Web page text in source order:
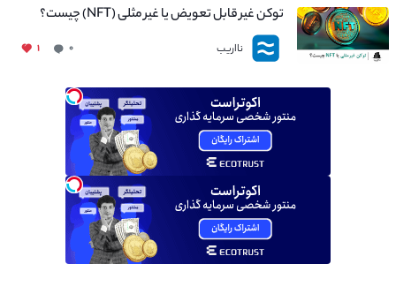
توکن غیر قابل تعویض یا غیر مثلی (NFT) چیست؟
نااریب ۰ ۱